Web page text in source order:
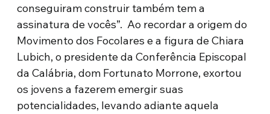
conseguiram construir também tem a
assinatura de vocês”. Ao recordar a origem do
Movimento dos Focolares e a figura de Chiara
Lubich, o presidente da Conferência Episcopal
da Calábria, dom Fortunato Morrone, exortou
os jovens a fazerem emergir suas
potencialidades, levando adiante aquela